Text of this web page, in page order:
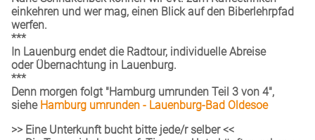
einkehren und wer mag, einen Blick auf den Biberlehrpfad
werfen.
***
In Lauenburg endet die Radtour, individuelle Abreise
oder Übernachtung in Lauenburg.
***
Denn morgen folgt "Hamburg umrunden Teil 3 von 4",
siehe Hamburg umrunden - Lauenburg-Bad Oldesoe
>> Eine Unterkunft bucht bitte jede/r selber <<